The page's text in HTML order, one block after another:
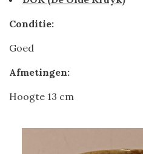
Conditie:
Goed
Afmetingen:
Hoogte 13 cm